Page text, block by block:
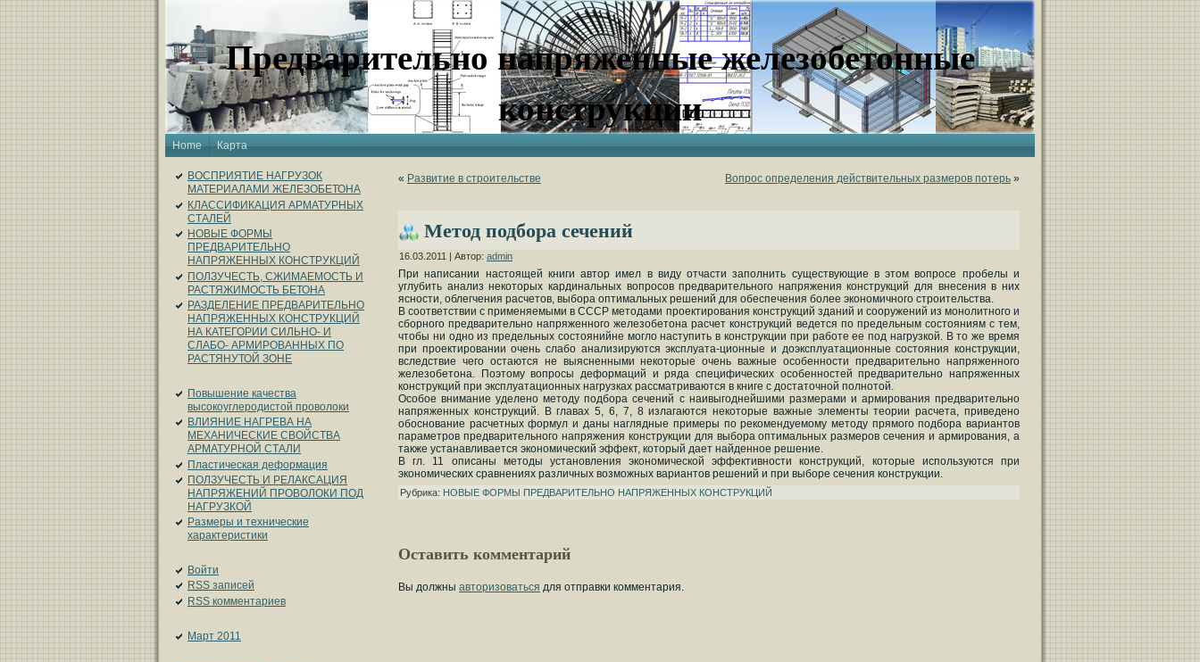
Предварительно напряженные железобетонные
конструкции
Home Карта
ВОСПРИЯТИЕ НАГРУЗОК
МАТЕРИАЛАМИ ЖЕЛЕЗОБЕТОНА
КЛАССИФИКАЦИЯ АРМАТУРНЫХ
СТАЛЕЙ
НОВЫЕ ФОРМЫ
ПРЕДВАРИТЕЛЬНО
НАПРЯЖЕННЫХ КОНСТРУКЦИЙ
ПОЛЗУЧЕСТЬ, СЖИМАЕМОСТЬ И
РАСТЯЖИМОСТЬ БЕТОНА
РАЗДЕЛЕНИЕ ПРЕДВАРИТЕЛЬНО
НАПРЯЖЕННЫХ КОНСТРУКЦИЙ
НА КАТЕГОРИИ СИЛЬНО- И
СЛАБО- АРМИРОВАННЫХ ПО
РАСТЯНУТОЙ ЗОНЕ
Повышение качества
высокоуглеродистой проволоки
ВЛИЯНИЕ НАГРЕВА НА
МЕХАНИЧЕСКИЕ СВОЙСТВА
АРМАТУРНОЙ СТАЛИ
Пластическая деформация
ПОЛЗУЧЕСТЬ И РЕЛАКСАЦИЯ
НАПРЯЖЕНИЙ ПРОВОЛОКИ ПОД
НАГРУЗКОЙ
Размеры и технические
характеристики
Войти
RSS записей
RSS комментариев
Март 2011
« Развитие в строительстве Вопрос определения действительных размеров потерь »
Метод подбора сечений
16.03.2011 | Автор: admin
При написании настоящей книги автор имел в виду отчасти заполнить существующие в этом вопросе пробелы и
углубить анализ некоторых кардинальных вопросов предварительного напряжения конструкций для внесения в них
ясности, облегчения расчетов, выбора оптимальных решений для обеспечения более экономичного строительства.
В соответствии с применяемыми в СССР методами проектирования конструкций зданий и сооружений из монолитного и
сборного предварительно напряженного железобетона расчет конструкций ведется по предельным состояниям с тем,
чтобы ни одно из предельных состоянийне могло наступить в конструкции при работе ее под нагрузкой. В то же время
при проектировании очень слабо анализируются эксплуата-ционные и доэксплуатационные состояния конструкции,
вследствие чего остаются не выясненными некоторые очень важные особенности предварительно напряженного
железобетона. Поэтому вопросы деформаций и ряда специфических особенностей предварительно напряженных
конструкций при эксплуатационных нагрузках рассматриваются в книге с достаточной полнотой.
Особое внимание уделено методу подбора сечений с наивыгоднейшими размерами и армирования предварительно
напряженных конструкций. В главах 5, 6, 7, 8 излагаются некоторые важные элементы теории расчета, приведено
обоснование расчетных формул и даны наглядные примеры по рекомендуемому методу прямого подбора вариантов
параметров предварительного напряжения конструкции для выбора оптимальных размеров сечения и армирования, а
также устанавливается экономический эффект, который дает найденное решение.
В гл. 11 описаны методы установления экономической эффективности конструкций, которые используются при
экономических сравнениях различных возможных вариантов решений и при выборе сечения конструкции.
Рубрика: НОВЫЕ ФОРМЫ ПРЕДВАРИТЕЛЬНО НАПРЯЖЕННЫХ КОНСТРУКЦИЙ
Оставить комментарий
Вы должны авторизоваться для отправки комментария.